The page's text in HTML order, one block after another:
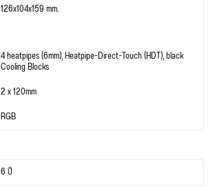
126x104x159 mm.
4 heatpipes (6mm), Heatpipe-Direct-Touch (HDT), black
Cooling Blocks
2 x 120mm
RGB
6 ปี